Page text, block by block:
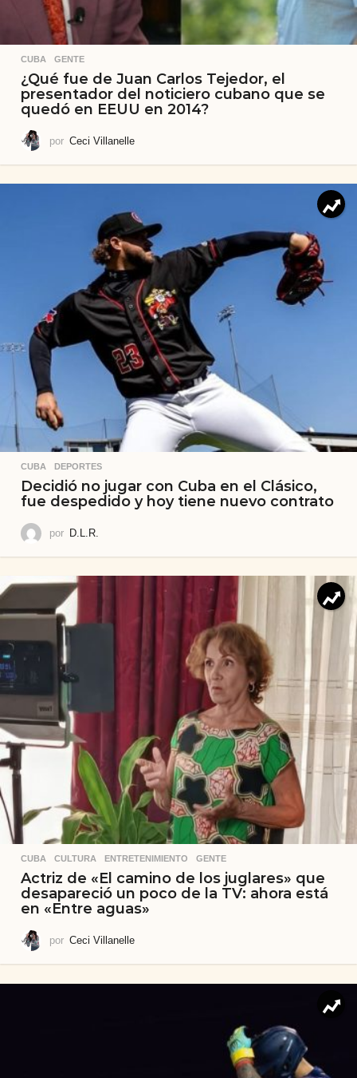
CUBA ,GENTE
¿Qué fue de Juan Carlos Tejedor, el
presentador del noticiero cubano que se
quedó en EEUU en 2014?
por Ceci Villanelle
CUBA ,DEPORTES
Decidió no jugar con Cuba en el Clásico,
fue despedido y hoy tiene nuevo contrato
por D.L.R.
CUBA ,CULTURA ,ENTRETENIMIENTO ,GENTE
Actriz de «El camino de los juglares» que
desapareció un poco de la TV: ahora está
en «Entre aguas»
por Ceci Villanelle